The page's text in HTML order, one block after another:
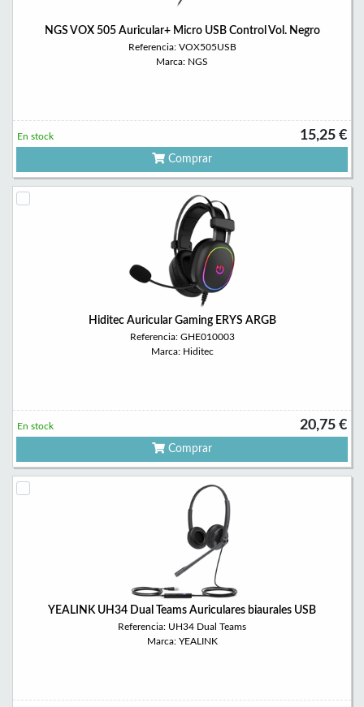
NGS VOX 505 Auricular+ Micro USB Control Vol. Negro
Referencia: VOX505USB
Marca: NGS
15,25 €
En stock
Comprar
Hiditec Auricular Gaming ERYS ARGB
Referencia: GHE010003
Marca: Hiditec
20,75 €
En stock
Comprar
YEALINK UH34 Dual Teams Auriculares biaurales USB
Referencia: UH34 Dual Teams
Marca: YEALINK